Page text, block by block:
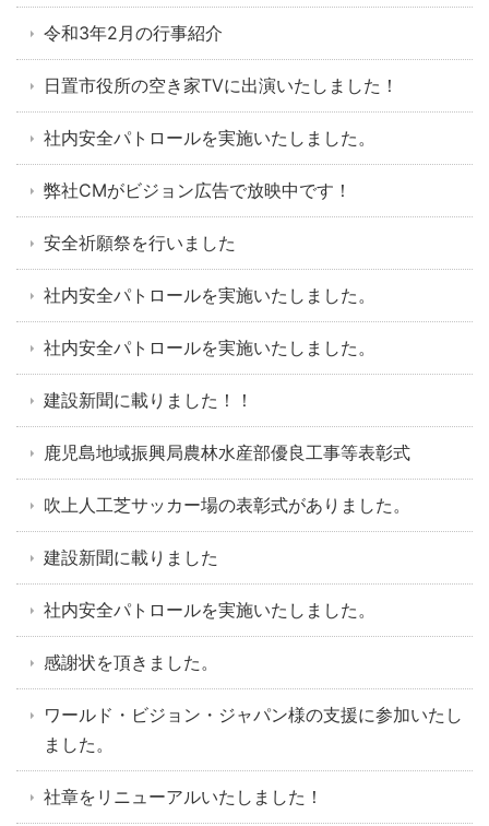
令和3年2月の行事紹介
日置市役所の空き家TVに出演いたしました！
社内安全パトロールを実施いたしました。
弊社CMがビジョン広告で放映中です！
安全祈願祭を行いました
社内安全パトロールを実施いたしました。
社内安全パトロールを実施いたしました。
建設新聞に載りました！！
鹿児島地域振興局農林水産部優良工事等表彰式
吹上人工芝サッカー場の表彰式がありました。
建設新聞に載りました
社内安全パトロールを実施いたしました。
感謝状を頂きました。
ワールド・ビジョン・ジャパン様の支援に参加いたし
ました。
社章をリニューアルいたしました！